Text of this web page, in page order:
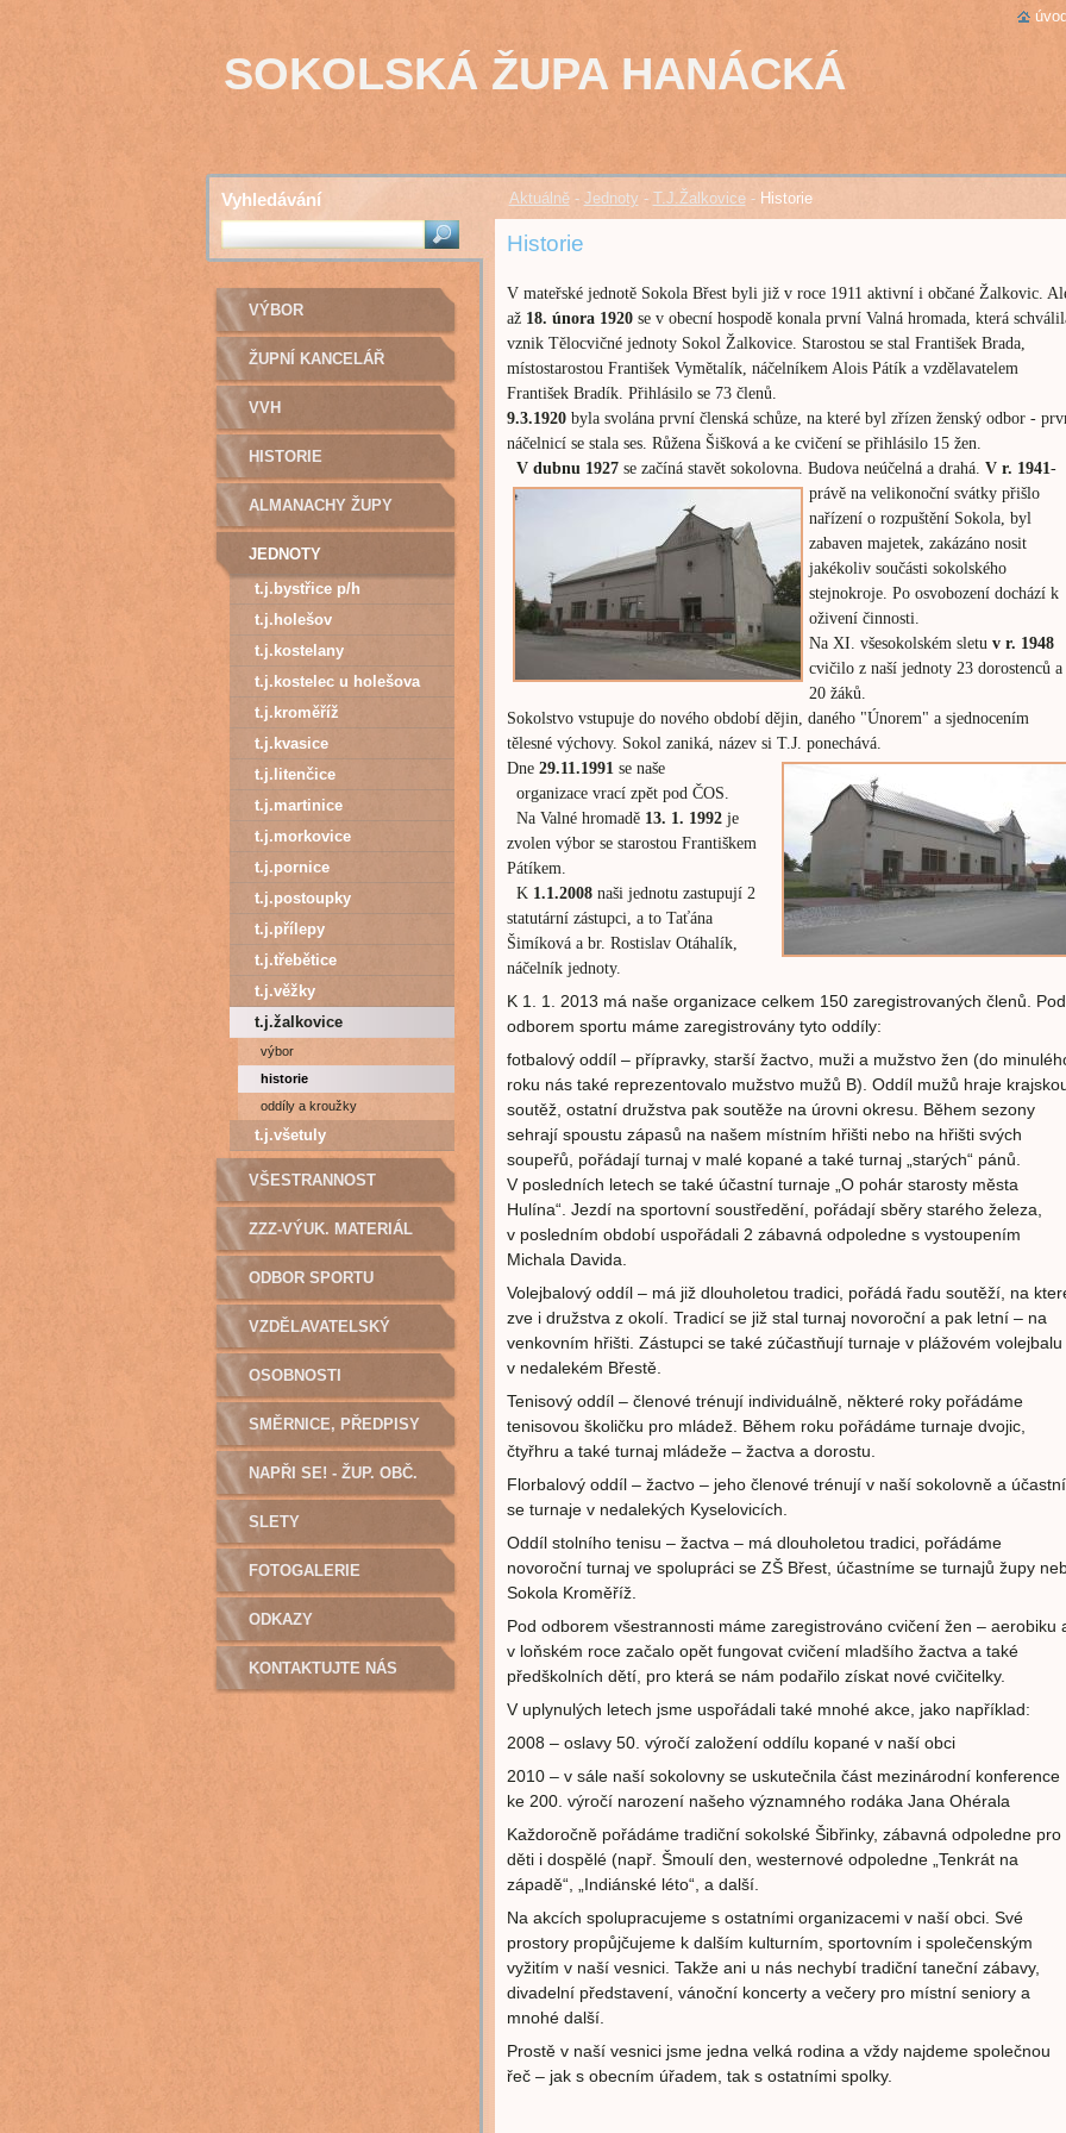
SOKOLSKÁ ŽUPA HANÁCKÁ
Aktuálně - Jednoty - T.J.Žalkovice - Historie
Historie
V mateřské jednotě Sokola Břest byli již v roce 1911 aktivní i občané Žalkovic.
až18. února 1920se v obecní hospodě konala první Valná hromada, která
vznik Tělocvičné jednoty Sokol Žalkovice. Starostou se stal František Brada,
místostarostou František Vymětalík, náčelníkem Alois Pátík a vzdělavatelem
František Bradík. Přihlásilo se 73 členů.
9.3.1920byla svolána první členská schůze, na které byl zřízen ženský odbor -
náčelnicí se stala ses. Růžena Šišková a ke cvičení se přihlásilo 15 žen.
V dubnu 1927se začíná stavět sokolovna. Budova neúčelná a drahá. V r. 1941-
právě na velikonoční svátky přišlo
nařízení o rozpuštění Sokola, byl
zabaven majetek, zakázáno nosit
jakékoliv součásti sokolského
stejnokroje. Po osvobození dochází k
oživení činnosti.
Na XI. všesokolském sletu v r. 1948
cvičilo z naší jednoty 23 dorostenců a
20 žáků.
Sokolstvo vstupuje do nového období dějin, daného "Únorem" a sjednocením
tělesné výchovy. Sokol zaniká, název si T.J. ponechává.
Dne 29.11.1991se naše
organizace vrací zpět pod ČOS.
Na Valné hromadě13. 1. 1992je
zvolen výbor se starostou Františkem
Pátíkem.
K1.1.2008 naši jednotu zastupují 2
statutární zástupci, a to Taťána
Šimíková a br. Rostislav Otáhalík,
náčelník jednoty.
K 1. 1. 2013 má naše organizace celkem 150 zaregistrovaných členů. Pod
odborem sportu máme zaregistrovány tyto oddíly:
fotbalový oddíl – přípravky, starší žactvo, muži a mužstvo žen (do
roku nás také reprezentovalo mužstvo mužů B). Oddíl mužů hraje
soutěž, ostatní družstva pak soutěže na úrovni okresu. Během sezony
sehrají spoustu zápasů na našem místním hřišti nebo na hřišti svých
soupeřů, pořádají turnaj v malé kopané a také turnaj „starých“ pánů.
V posledních letech se také účastní turnaje „O pohár starosty města
Hulína“. Jezdí na sportovní soustředění, pořádají sběry starého železa,
v posledním období uspořádali 2 zábavná odpoledne s vystoupením
Michala Davida.
Volejbalový oddíl – má již dlouholetou tradici, pořádá řadu soutěží, na
zve i družstva z okolí. Tradicí se již stal turnaj novoroční a pak letní – na
venkovním hřišti. Zástupci se také zúčastňují turnaje v plážovém volejbalu
v nedalekém Břestě.
Tenisový oddíl – členové trénují individuálně, některé roky pořádáme
tenisovou školičku pro mládež. Během roku pořádáme turnaje dvojic,
čtyřhru a také turnaj mládeže – žactva a dorostu.
Florbalový oddíl – žactvo – jeho členové trénují v naší sokolovně a účastní
se turnaje v nedalekých Kyselovicích.
Oddíl stolního tenisu – žactva – má dlouholetou tradici, pořádáme
novoroční turnaj ve spolupráci se ZŠ Břest, účastníme se turnajů župy
Sokola Kroměříž.
Pod odborem všestrannosti máme zaregistrováno cvičení žen – aerobiku
v loňském roce začalo opět fungovat cvičení mladšího žactva a také
předškolních dětí, pro která se nám podařilo získat nové cvičitelky.
V uplynulých letech jsme uspořádali také mnohé akce, jako například:
2008 – oslavy 50. výročí založení oddílu kopané v naší obci
2010 – v sále naší sokolovny se uskutečnila část mezinárodní konference
ke 200. výročí narození našeho významného rodáka Jana Ohérala
Každoročně pořádáme tradiční sokolské Šibřinky, zábavná odpoledne pro
děti i dospělé (např. Šmoulí den, westernové odpoledne „Tenkrát na
západě“, „Indiánské léto“, a další.
Na akcích spolupracujeme s ostatními organizacemi v naší obci. Své
prostory propůjčujeme k dalším kulturním, sportovním i společenským
vyžitím v naší vesnici. Takže ani u nás nechybí tradiční taneční zábavy,
divadelní představení, vánoční koncerty a večery pro místní seniory a
mnohé další.
Prostě v naší vesnici jsme jedna velká rodina a vždy najdeme společnou
řeč – jak s obecním úřadem, tak s ostatními spolky.
VÝBOR
ŽUPNÍ KANCELÁŘ
VVH
HISTORIE
ALMANACHY ŽUPY
JEDNOTY
t.j.bystřice p/h
t.j.holešov
t.j.kostelany
t.j.kostelec u holešova
t.j.kroměříž
t.j.kvasice
t.j.litenčice
t.j.martinice
t.j.morkovice
t.j.pornice
t.j.postoupky
t.j.přílepy
t.j.třebětice
t.j.věžky
t.j.žalkovice
výbor
historie
oddíly a kroužky
t.j.všetuly
VŠESTRANNOST
ZZZ-VÝUK. MATERIÁL
ODBOR SPORTU
VZDĚLAVATELSKÝ
ODBOR
OSOBNOSTI
SMĚRNICE, PŘEDPISY
NAPŘI SE! - ŽUP. OBČ.
SLETY
FOTOGALERIE
ODKAZY
KONTAKTUJTE NÁS
Vyhledávání